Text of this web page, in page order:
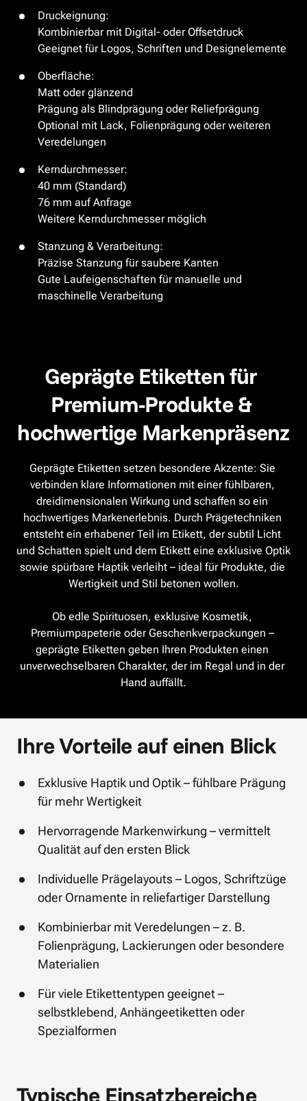
Druckeignung:
Kombinierbar mit Digital- oder Offsetdruck
Geeignet für Logos, Schriften und Designelemente
Oberfläche:
Matt oder glänzend
Prägung als Blindprägung oder Reliefprägung
Optional mit Lack, Folienprägung oder weiteren
Veredelungen
Kerndurchmesser:
40 mm (Standard)
76 mm auf Anfrage
Weitere Kerndurchmesser möglich
Stanzung & Verarbeitung:
Präzise Stanzung für saubere Kanten
Gute Laufeigenschaften für manuelle und
maschinelle Verarbeitung
Geprägte Etiketten für
Premium-Produkte &
hochwertige Markenpräsenz
Geprägte Etiketten setzen besondere Akzente: Sie
verbinden klare Informationen mit einer fühlbaren,
dreidimensionalen Wirkung und schaffen so ein
hochwertiges Markenerlebnis. Durch Prägetechniken
entsteht ein erhabener Teil im Etikett, der subtil Licht
und Schatten spielt und dem Etikett eine exklusive Optik
sowie spürbare Haptik verleiht – ideal für Produkte, die
Wertigkeit und Stil betonen wollen.
Ob edle Spirituosen, exklusive Kosmetik,
Premiumpapeterie oder Geschenkverpackungen –
geprägte Etiketten geben Ihren Produkten einen
unverwechselbaren Charakter, der im Regal und in der
Hand auffällt.
Ihre Vorteile auf einen Blick
Exklusive Haptik und Optik – fühlbare Prägung
für mehr Wertigkeit
Hervorragende Markenwirkung – vermittelt
Qualität auf den ersten Blick
Individuelle Prägelayouts – Logos, Schriftzüge
oder Ornamente in reliefartiger Darstellung
Kombinierbar mit Veredelungen – z. B.
Folienprägung, Lackierungen oder besondere
Materialien
Für viele Etikettentypen geeignet –
selbstklebend, Anhängeetiketten oder
Typische Einsatzbereiche